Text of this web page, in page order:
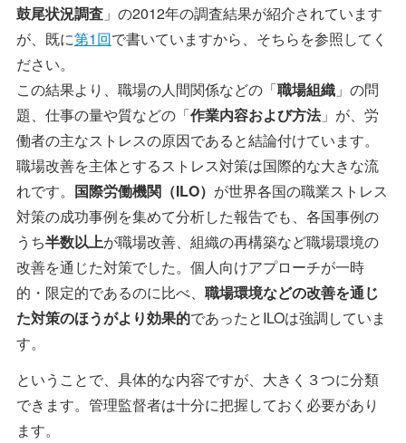
鼓尾状況調査 」の2012年の調査結果が紹介されています
が、既に第1回で書いていますから、そちらを参照してく
ださい。
この結果より、職場の人間関係などの「職場組織 」の問
題、仕事の量や質などの「作業内容および方法」が、労
働者の主なストレスの原因であると結論付けています。
職場改善を主体とするストレス対策は国際的な大きな流
れです。 国際労働機関（ILO） が世界各国の職業ストレス
対策の成功事例を集めて分析した報告でも、各国事例の
うち半数以上が職場改善、組織の再構築など職場環境の
改善を通じた対策でした。個人向けアプローチが一時
的・限定的であるのに比べ、 職場環境などの改善を通じ
た対策のほうがより効果的であったとILOは強調していま
す。
ということで、具体的な内容ですが、大きく３つに分類
できます。管理監督者は十分に把握しておく必要があり
ます。